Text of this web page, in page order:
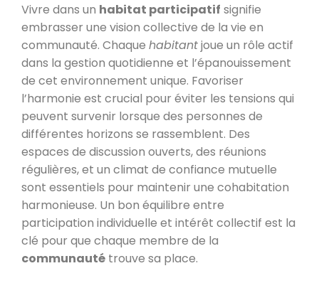
Vivre dans un habitat participatif signifie
embrasser une vision collective de la vie en
communauté. Chaque habitantjoue un rôle actif
dans la gestion quotidienne et l’épanouissement
de cet environnement unique. Favoriser
l’harmonie est crucial pour éviter les tensions qui
peuvent survenir lorsque des personnes de
différentes horizons se rassemblent. Des
espaces de discussion ouverts, des réunions
régulières, et un climat de confiance mutuelle
sont essentiels pour maintenir une cohabitation
harmonieuse. Un bon équilibre entre
participation individuelle et intérêt collectif est la
clé pour que chaque membre de la
communauté trouve sa place.